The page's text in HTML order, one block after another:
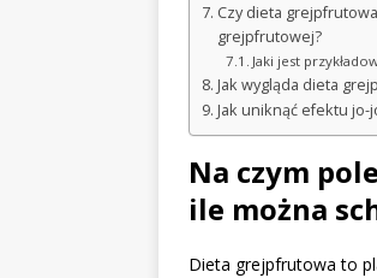
Czy dieta
grejpfrutowej?
Jaki jest
Jak wygląda dieta
Jak uniknąć efektu
Na czym
ile można
Dieta grejpfrutowa to